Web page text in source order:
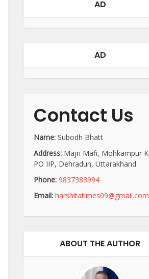
AD
AD
Contact Us
Name: Subodh Bhatt
Address: Majri Mafi, Mohkampur
PO IIP, Dehradun, Uttarakhand
Phone: 9837383994
Email: harshitatimes09@gmail.com
ABOUT THE AUTHOR